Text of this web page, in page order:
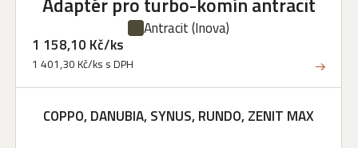
Antracit(Inova)
1 158,10 Kč/ks
1 401,30 Kč/ks s DPH
COPPO, DANUBIA, SYNUS, RUNDO, ZENIT MAX